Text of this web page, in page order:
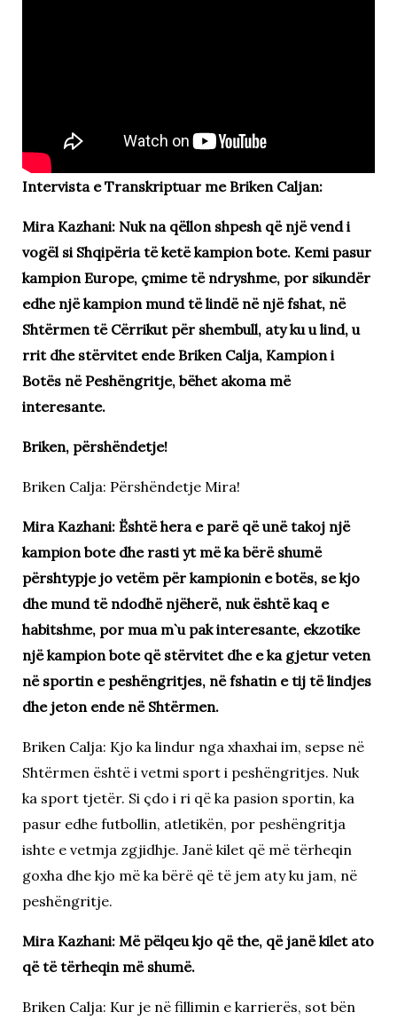
Intervista e Transkriptuar me Briken Caljan:
Mira Kazhani: Nuk na qëllon shpesh që një vend i
vogël si Shqipëria të ketë kampion bote. Kemi pasur
kampion Europe, çmime të ndryshme, por sikundër
edhe një kampion mund të lindë në një fshat, në
Shtërmen të Cërrikut për shembull, aty ku u lind, u
rrit dhe stërvitet ende Briken Calja, Kampion i
Botës në Peshëngritje, bëhet akoma më
interesante.
Briken, përshëndetje!
Briken Calja: Përshëndetje Mira!
Mira Kazhani: Është hera e parë që unë takoj një
kampion bote dhe rasti yt më ka bërë shumë
përshtypje jo vetëm për kampionin e botës, se kjo
dhe mund të ndodhë njëherë, nuk është kaq e
habitshme, por mua m`u pak interesante, ekzotike
një kampion bote që stërvitet dhe e ka gjetur veten
në sportin e peshëngritjes, në fshatin e tij të lindjes
dhe jeton ende në Shtërmen.
Briken Calja: Kjo ka lindur nga xhaxhai im, sepse në
Shtërmen është i vetmi sport i peshëngritjes. Nuk
ka sport tjetër. Si çdo i ri që ka pasion sportin, ka
pasur edhe futbollin, atletikën, por peshëngritja
ishte e vetmja zgjidhje. Janë kilet që më tërheqin
goxha dhe kjo më ka bërë që të jem aty ku jam, në
peshëngritje.
Mira Kazhani: Më pëlqeu kjo që the, që janë kilet ato
që të tërheqin më shumë.
Briken Calja: Kur je në fillimin e karrierës, sot bën